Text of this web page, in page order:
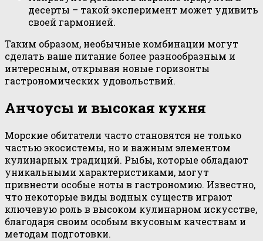
десерты – такой эксперимент может удивить
своей гармонией.
Таким образом, необычные комбинации могут
сделать ваше питание более разнообразным и
интересным, открывая новые горизонты
гастрономических удовольствий.
Анчоусы и высокая кухня
Морские обитатели часто становятся не только
частью экосистемы, но и важным элементом
кулинарных традиций. Рыбы, которые обладают
уникальными характеристиками, могут
привнести особые ноты в гастрономию. Известно,
что некоторые виды водных существ играют
ключевую роль в высоком кулинарном искусстве,
благодаря своим особым вкусовым качествам и
методам подготовки.